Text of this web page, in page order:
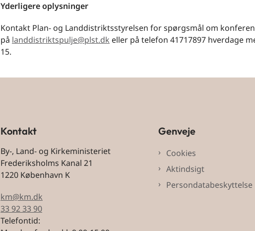
Yderligere oplysninger
Kontakt Plan- og Landdistriktsstyrelsen for spørgsmål om
på landdistriktspulje@plst.dk eller på telefon 41717897 hverdage
15.
Kontakt
By-, Land- og Kirkeministeriet
Frederiksholms Kanal 21
1220 København K
km@km.dk
33 92 33 90
Telefontid:
Genveje
Cookies
Aktindsigt
Persondatabeskyttelse